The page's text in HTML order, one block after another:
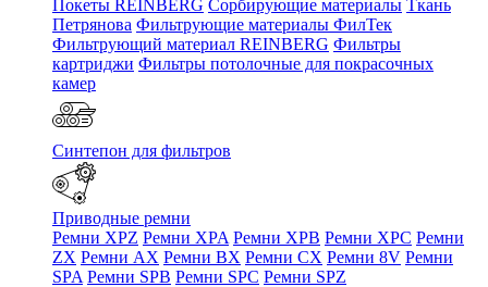
Покеты REINBERG Сорбирующие материалы Ткань
Петрянова Фильтрующие материалы ФилТек
Фильтрующий материал REINBERG Фильтры
картриджи Фильтры потолочные для покрасочных
камер
Синтепон для фильтров
Приводные ремни
Ремни XPZ Ремни XPA Ремни XPB Ремни XPC Ремни
ZX Ремни AX Ремни BX Ремни CX Ремни 8V Ремни
SPA Ремни SPB Ремни SPC Ремни SPZ